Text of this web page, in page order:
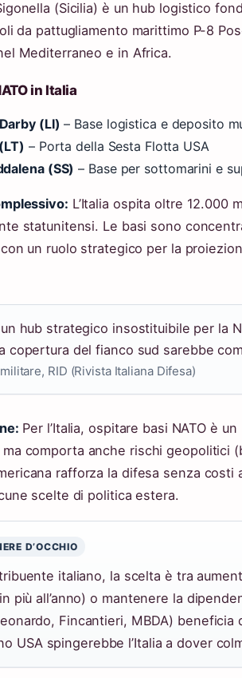
(Sicilia) è un hub logistico
da pattugliamento marittimo P-8
Mediterraneo e in Africa.
in Italia
(LI) – Base logistica e deposito
– Porta della Sesta Flotta USA
(SS) – Base per sottomarini e
L’Italia ospita oltre 12.000
statunitensi. Le basi sono
un ruolo strategico per la
un hub strategico insostituibile per la
copertura del fianco sud sarebbe
RID (Rivista Italiana Difesa)
Per l’Italia, ospitare basi NATO è
comporta anche rischi geopolitici
rafforza la difesa senza
scelte di politica estera.
D’OCCHIO
italiano, la scelta è tra
più all’anno) o mantenere la
Fincantieri, MBDA)
USA spingerebbe l’Italia a dover